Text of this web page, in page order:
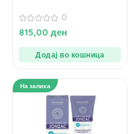
0
од
0
815,00 ден
Додај во кошница
На залиха